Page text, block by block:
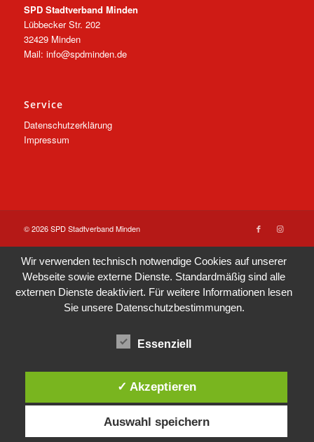
SPD Stadtverband Minden
Lübbecker Str. 202
32429 Minden
Mail: info@spdminden.de
Service
Datenschutzerklärung
Impressum
© 2026 SPD Stadtverband Minden
Wir verwenden technisch notwendige Cookies auf unserer
Webseite sowie externe Dienste. Standardmäßig sind alle
externen Dienste deaktiviert. Für weitere Informationen lesen
Sie unsere Datenschutzbestimmungen.
Essenziell
✓ Akzeptieren
Auswahl speichern